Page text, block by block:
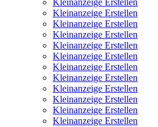
Kleinanzeige Erstellen
Kleinanzeige Erstellen
Kleinanzeige Erstellen
Kleinanzeige Erstellen
Kleinanzeige Erstellen
Kleinanzeige Erstellen
Kleinanzeige Erstellen
Kleinanzeige Erstellen
Kleinanzeige Erstellen
Kleinanzeige Erstellen
Kleinanzeige Erstellen